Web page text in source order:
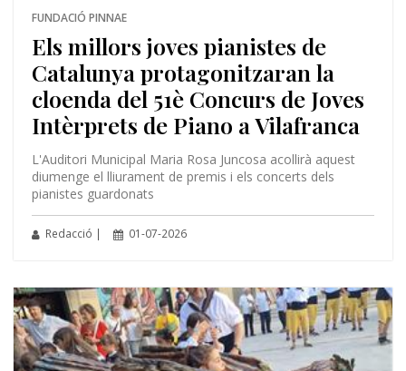
FUNDACIÓ PINNAE
Els millors joves pianistes de
Catalunya protagonitzaran la
cloenda del 51è Concurs de Joves
Intèrprets de Piano a Vilafranca
L'Auditori Municipal Maria Rosa Juncosa acollirà aquest
diumenge el lliurament de premis i els concerts dels
pianistes guardonats
Redacció | 01-07-2026